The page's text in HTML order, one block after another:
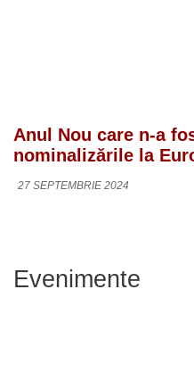
Anul Nou care n-a
nominalizările la
27 SEPTEMBRIE 2024
Evenimente